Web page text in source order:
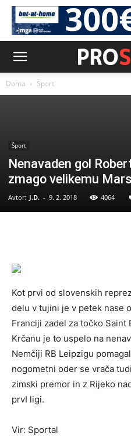
Doma Šport
Šport
Nenavaden gol
zmago velikemu
Avtor: J.D. - 9. 2. 2018 4064
Kot prvi od slovenskih
delu v tujini je v petek nase
Franciji zadel za točko Saint
Krčanu je to uspelo na
Nemčiji RB Leipzigu
nogometni oder se vrača
zimski premor in z Rijeko
prvI ligi.
Vir: Sportal